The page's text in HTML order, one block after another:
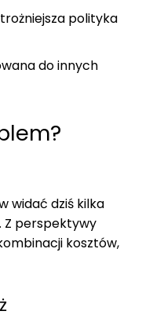
polityka
do innych
widać dziś kilka
Z perspektywy
kosztów,